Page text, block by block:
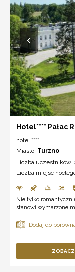
Hotel**** Pałac
hotel ****
Miasto: Turzno
Liczba uczestników:
Liczba miejsc
Nie tylko
stanowi wymarzone
ZOBACZ